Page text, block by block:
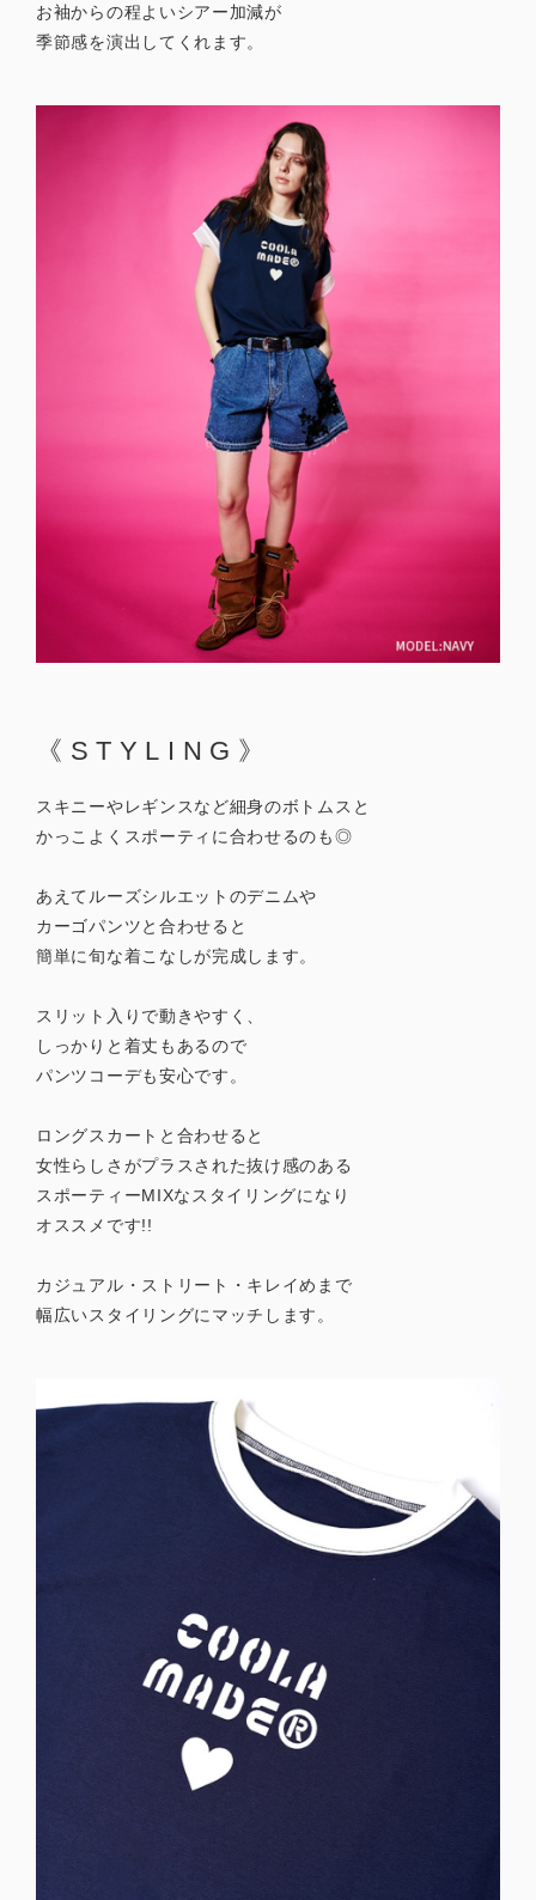
お袖からの程よいシアー加減が
季節感を演出してくれます。
《STYLING》
スキニーやレギンスなど細身のボトムスと
かっこよくスポーティに合わせるのも◎
あえてルーズシルエットのデニムや
カーゴパンツと合わせると
簡単に旬な着こなしが完成します。
スリット入りで動きやすく、
しっかりと着丈もあるので
パンツコーデも安心です。
ロングスカートと合わせると
女性らしさがプラスされた抜け感のある
スポーティーMIXなスタイリングになり
オススメです!!
カジュアル・ストリート・キレイめまで
幅広いスタイリングにマッチします。